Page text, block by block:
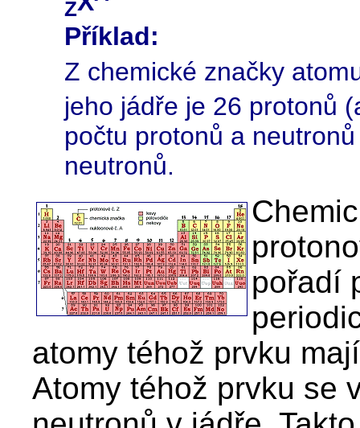
Z
Příklad:
Z chemické značky
jeho jádře je 26 protonů
počtu protonů a
neutronů.
pořadí
atomy téhož prvku
Atomy téhož prvku se